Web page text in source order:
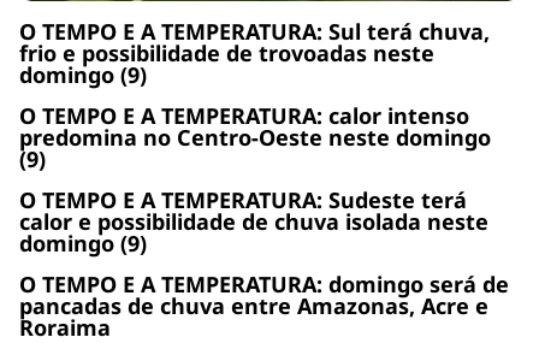
O TEMPO E A TEMPERATURA: Sul terá chuva,
frio e possibilidade de trovoadas neste
domingo (9)
O TEMPO E A TEMPERATURA: calor intenso
predomina no Centro-Oeste neste domingo
(9)
O TEMPO E A TEMPERATURA: Sudeste terá
calor e possibilidade de chuva isolada neste
domingo (9)
O TEMPO E A TEMPERATURA: domingo será de
pancadas de chuva entre Amazonas, Acre e
Roraima